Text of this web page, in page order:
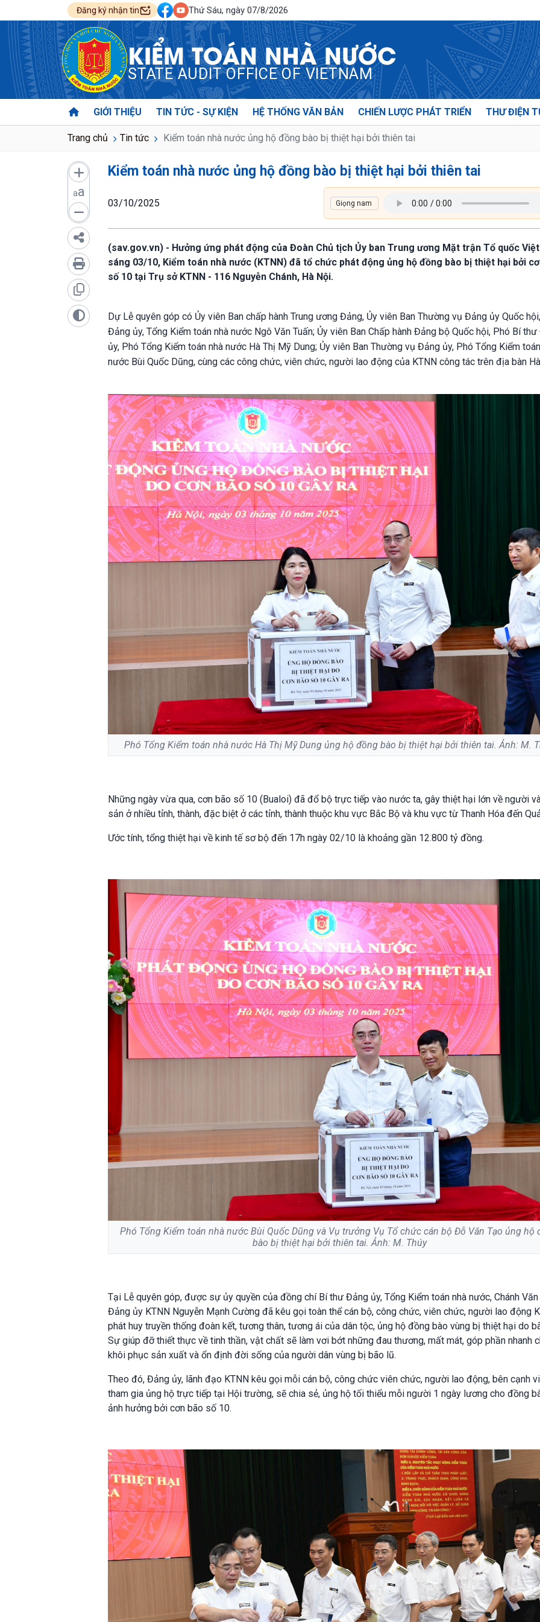
Đăng ký nhận tin Thứ Sáu, ngày 07/8/2026
KIỂM TOÁN NHÀ NƯỚC
STATE AUDIT OFFICE OF VIETNAM
GIỚI THIỆU TIN TỨC - SỰ KIỆN HỆ THỐNG VĂN BẢN CHIẾN LƯỢC PHÁT TRIỂN THƯ ĐIỆN
Trang chủ Tin tức Kiểm toán nhà nước ủng hộ đồng bào bị thiệt hại bởi thiên tai
aa
Kiểm toán nhà nước ủng hộ đồng bào bị thiệt hại bởi thiên tai
03/10/2025
(sav.gov.vn) - Hưởng ứng phát động của Đoàn Chủ tịch Ủy ban Trung ương Mặt trận Tổ quốc
sáng 03/10, Kiểm toán nhà nước (KTNN) đã tổ chức phát động ủng hộ đồng bào bị thiệt hại bởi
số 10 tại Trụ sở KTNN - 116 Nguyễn Chánh, Hà Nội.
Dự Lễ quyên góp có Ủy viên Ban chấp hành Trung ương Đảng, Ủy viên Ban Thường vụ Đảng ủy Quốc
Đảng ủy, Tổng Kiểm toán nhà nước Ngô Văn Tuấn; Ủy viên Ban Chấp hành Đảng bộ Quốc hội, Phó Bí
ủy, Phó Tổng Kiểm toán nhà nước Hà Thị Mỹ Dung; Ủy viên Ban Thường vụ Đảng ủy, Phó Tổng Kiểm
nước Bùi Quốc Dũng, cùng các công chức, viên chức, người lao động của KTNN công tác trên địa bàn
Phó Tổng Kiểm toán nhà nước Hà Thị Mỹ Dung ủng hộ đồng bào bị thiệt hại bởi thiên tai. Ảnh: M.
Những ngày vừa qua, cơn bão số 10 (Bualoi) đã đổ bộ trực tiếp vào nước ta, gây thiệt hại lớn về người
sản ở nhiều tỉnh, thành, đặc biệt ở các tỉnh, thành thuộc khu vực Bắc Bộ và khu vực từ Thanh Hóa đến
Ước tính, tổng thiệt hại về kinh tế sơ bộ đến 17h ngày 02/10 là khoảng gần 12.800 tỷ đồng.
Phó Tổng Kiểm toán nhà nước Bùi Quốc Dũng và Vụ trưởng Vụ Tổ chức cán bộ Đỗ Văn Tạo ủng hộ
bào bị thiệt hại bởi thiên tai. Ảnh: M. Thúy
Tại Lễ quyên góp, được sự ủy quyền của đồng chí Bí thư Đảng ủy, Tổng Kiểm toán nhà nước, Chánh
Đảng ủy KTNN Nguyễn Mạnh Cường đã kêu gọi toàn thể cán bộ, công chức, viên chức, người lao động
phát huy truyền thống đoàn kết, tương thân, tương ái của dân tộc, ủng hộ đồng bào vùng bị thiệt hại do
Sự giúp đỡ thiết thực về tinh thần, vật chất sẽ làm vơi bớt những đau thương, mất mát, góp phần nhanh
khôi phục sản xuất và ổn định đời sống của người dân vùng bị bão lũ.
Theo đó, Đảng ủy, lãnh đạo KTNN kêu gọi mỗi cán bộ, công chức viên chức, người lao động, bên cạnh
tham gia ủng hộ trực tiếp tại Hội trường, sẽ chia sẻ, ủng hộ tối thiểu mỗi người 1 ngày lương cho đồng
ảnh hưởng bởi cơn bão số 10.